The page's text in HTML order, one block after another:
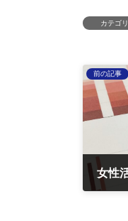
カテゴ
前の記事
女性